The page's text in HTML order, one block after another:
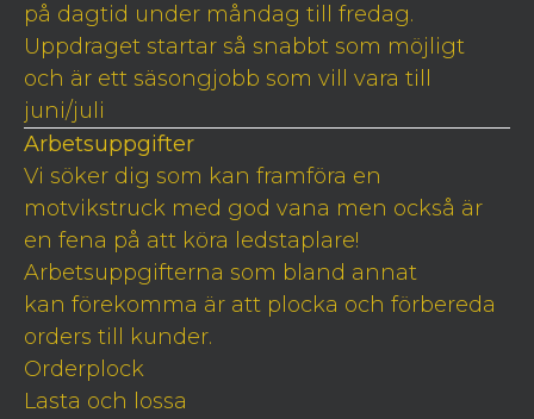
på dagtid under måndag till fredag.
Uppdraget startar så snabbt som möjligt
och är ett säsongjobb som vill vara till
juni/juli
Arbetsuppgifter
Vi söker dig som kan framföra en
motvikstruck med god vana men också är
en fena på att köra ledstaplare!
Arbetsuppgifterna som bland annat
kan förekomma är att plocka och förbereda
orders till kunder.
Orderplock
Lasta och lossa